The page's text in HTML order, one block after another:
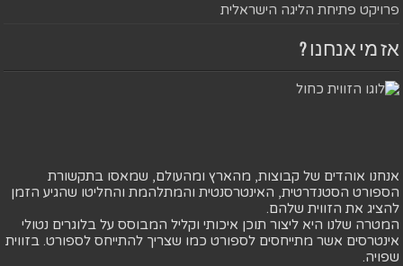
פרויקט פתיחת הליגה הישראלית
אז מי אנחנו ?
אנחנו אוהדים של קבוצות, מהארץ ומהעולם, שמאסו בתקשורת
הספורט הסטנדרטית, האינטרסנטית והמתלהמת והחליטו שהגיע הזמן
להציג את הזווית שלהם.
המטרה שלנו היא ליצור תוכן איכותי וקליל המבוסס על בלוגרים נטולי
אינטרסים אשר מתייחסים לספורט כמו שצריך להתייחס לספורט. בזווית
שפויה.